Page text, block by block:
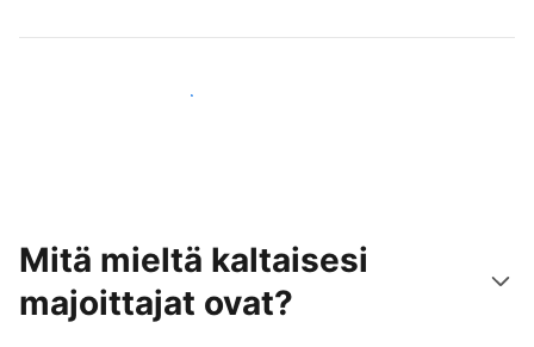
Tavoita uusia asiakkaita jo tänään
Mitä mieltä kaltaisesi
majoittajat ovat?